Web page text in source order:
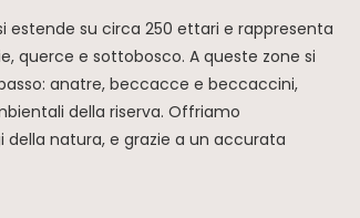
estende su circa 250 ettari e rappresenta
querce e sottobosco. A queste zone si
anatre, beccacce e beccaccini,
della riserva. Offriamo
della natura, e grazie a un accurata